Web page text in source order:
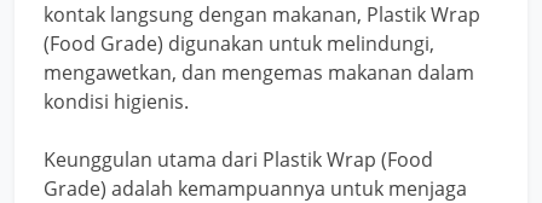
kontak langsung dengan makanan, Plastik Wrap
(Food Grade) digunakan untuk melindungi,
mengawetkan, dan mengemas makanan dalam
kondisi higienis.
Keunggulan utama dari Plastik Wrap (Food
Grade) adalah kemampuannya untuk menjaga